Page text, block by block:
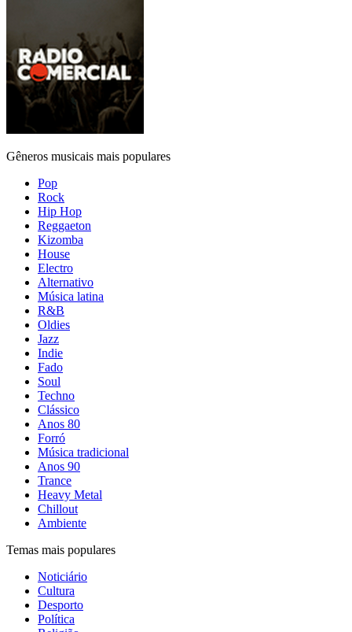
Gêneros musicais mais populares
Pop
Rock
Hip Hop
Reggaeton
Kizomba
House
Electro
Alternativo
Música latina
R&B
Oldies
Jazz
Indie
Fado
Soul
Techno
Clássico
Anos 80
Forró
Música tradicional
Anos 90
Trance
Heavy Metal
Chillout
Ambiente
Temas mais populares
Noticiário
Cultura
Desporto
Política